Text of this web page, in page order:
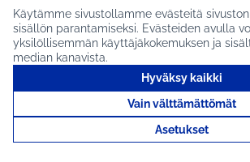
Käytämme sivustollamme evästeitä
sisällön parantamiseksi. Evästeiden avulla
yksilöllisemmän käyttäjäkokemuksen ja
median kanavista.
Hyväksy kaikki
Vain välttämättömät
Asetukset
Rajaa tulokset aihepiirin mukaan: Jokela
Jokela